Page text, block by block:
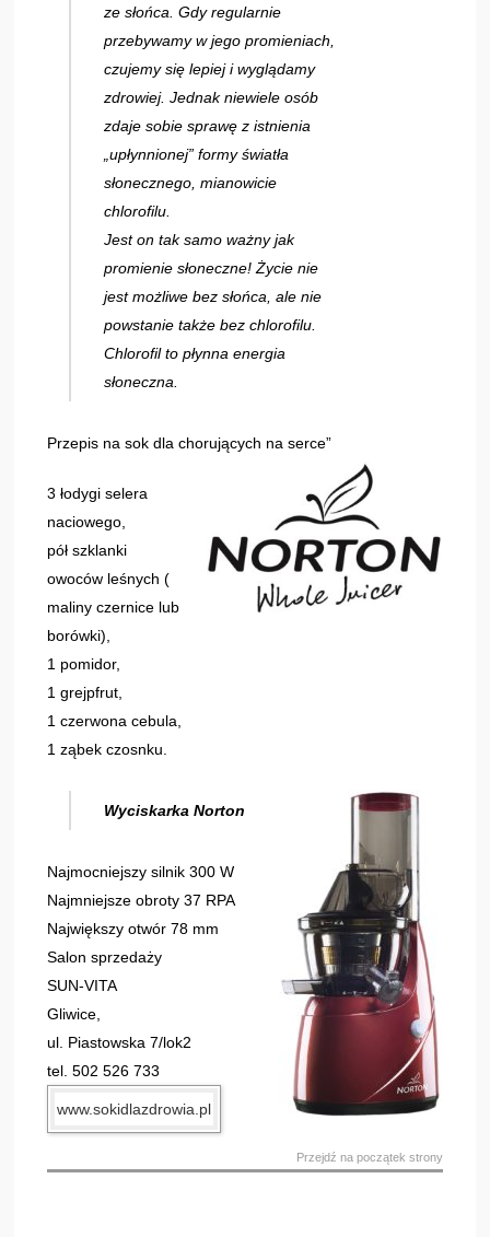
ze słońca. Gdy regularnie
przebywamy w jego promieniach,
czujemy się lepiej i wyglądamy
zdrowiej. Jednak niewiele osób
zdaje sobie sprawę z istnienia
„upłynnionej” formy światła
słonecznego, mianowicie
chlorofilu.
Jest on tak samo ważny jak
promienie słoneczne! Życie nie
jest możliwe bez słońca, ale nie
powstanie także bez chlorofilu.
Chlorofil to płynna energia
słoneczna.
Przepis na sok dla chorujących na serce”
3 łodygi selera
naciowego,
pół szklanki
owoców leśnych (
maliny czernice lub
borówki),
1 pomidor,
1 grejpfrut,
1 czerwona cebula,
1 ząbek czosnku.
Wyciskarka Norton
Najmocniejszy silnik 300 W
Najmniejsze obroty 37 RPA
Największy otwór 78 mm
Salon sprzedaży
SUN-VITA
Gliwice,
ul. Piastowska 7/lok2
tel. 502 526 733
www.sokidlazdrowia.pl
Przejdź na początek strony